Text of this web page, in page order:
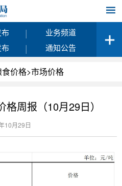
|
业务频道
| 通知公告
食价格>市场价格
周报（10月29日）
10月29日